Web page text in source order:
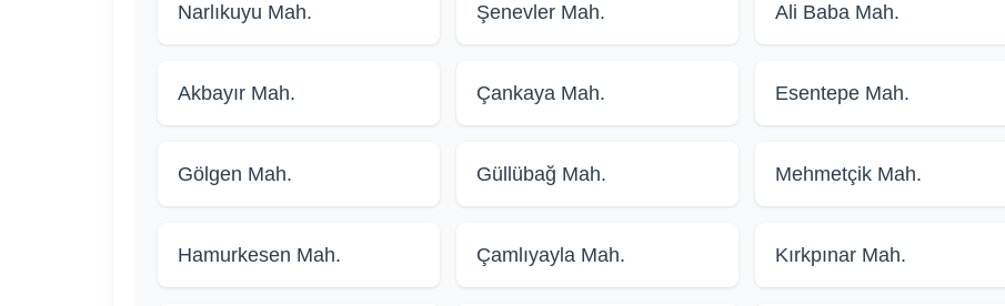
Narlıkuyu Mah. Şenevler Mah. Ali Baba Mah.
Akbayır Mah. Çankaya Mah. Esentepe Mah.
Gölgen Mah. Güllübağ Mah. Mehmetçik Mah.
Hamurkesen Mah. Çamlıyayla Mah. Kırkpınar Mah.